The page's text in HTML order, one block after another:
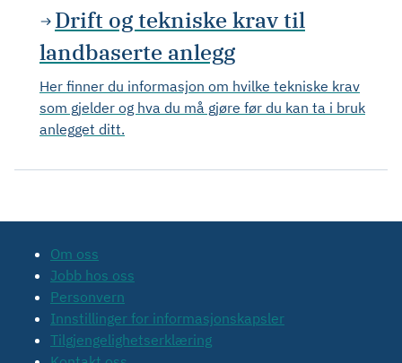
Drift og tekniske krav til
landbaserte anlegg
Her finner du informasjon om hvilke tekniske krav
som gjelder og hva du må gjøre før du kan ta i bruk
anlegget ditt.
Om oss
Jobb hos oss
Personvern
Innstillinger for informasjonskapsler
Tilgjengelighetserklæring